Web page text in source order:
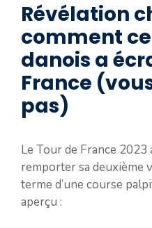
Révélation
comment
danois a
France
pas)
Le Tour de France 2023
remporter sa deuxième
terme d’une course
aperçu :